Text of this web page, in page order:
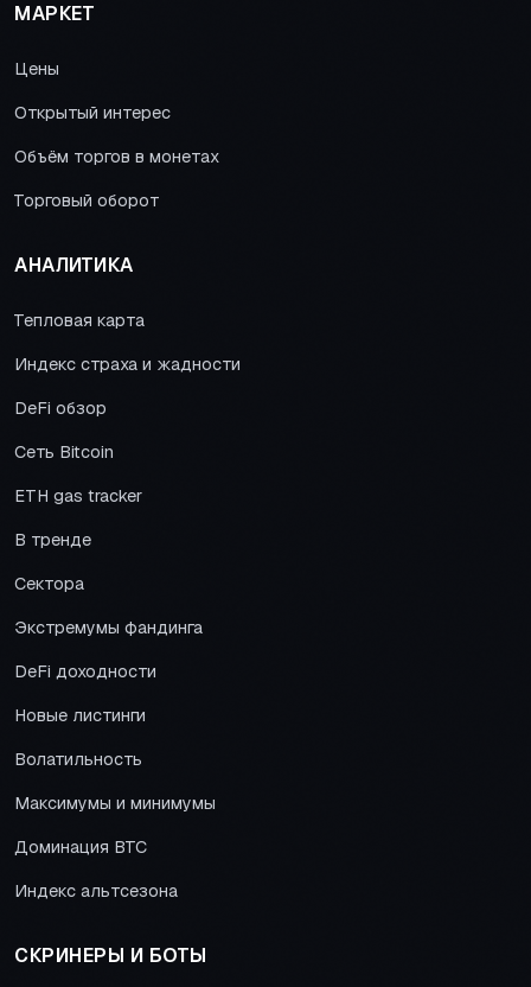
МАРКЕТ
Цены
Открытый интерес
Объём торгов в монетах
Торговый оборот
АНАЛИТИКА
Тепловая карта
Индекс страха и жадности
DeFi обзор
Сеть Bitcoin
ETH gas tracker
В тренде
Сектора
Экстремумы фандинга
DeFi доходности
Новые листинги
Волатильность
Максимумы и минимумы
Доминация BTC
Индекс альтсезона
СКРИНЕРЫ И БОТЫ